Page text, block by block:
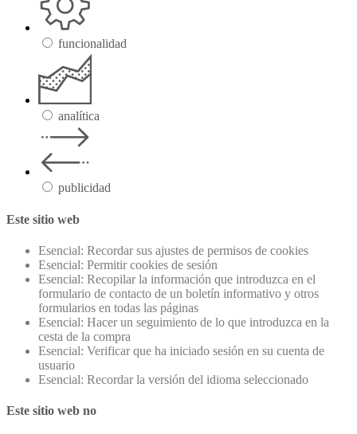
funcionalidad
analítica
publicidad
Este sitio web
Esencial: Recordar sus ajustes de permisos de cookies
Esencial: Permitir cookies de sesión
Esencial: Recopilar la información que introduzca en el
formulario de contacto de un boletín informativo y otros
formularios en todas las páginas
Esencial: Hacer un seguimiento de lo que introduzca en la
cesta de la compra
Esencial: Verificar que ha iniciado sesión en su cuenta de
usuario
Esencial: Recordar la versión del idioma seleccionado
Este sitio web no